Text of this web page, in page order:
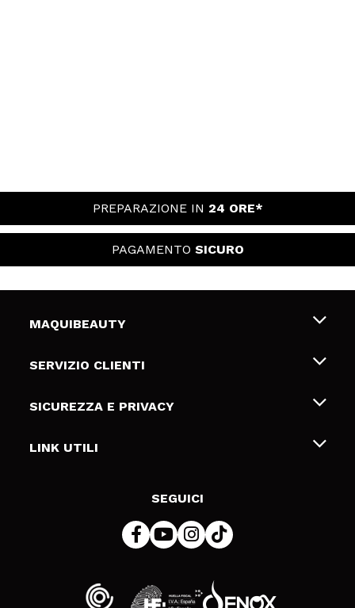
PREPARAZIONE IN 24 ORE*
PAGAMENTO SICURO
MAQUIBEAUTY
Chi siamo
Gift Cards
SERVIZIO CLIENTI
Spedizioni & Resi
Metodi di pagamamento
SICUREZZA E PRIVACY
Termini e condizioni
LINK UTILI
SEGUICI